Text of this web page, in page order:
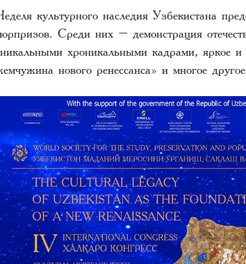
культурного наследия Узбекистана
Среди них – демонстрация
хроникальными кадрами, яркое
нового ренессанса» и многое